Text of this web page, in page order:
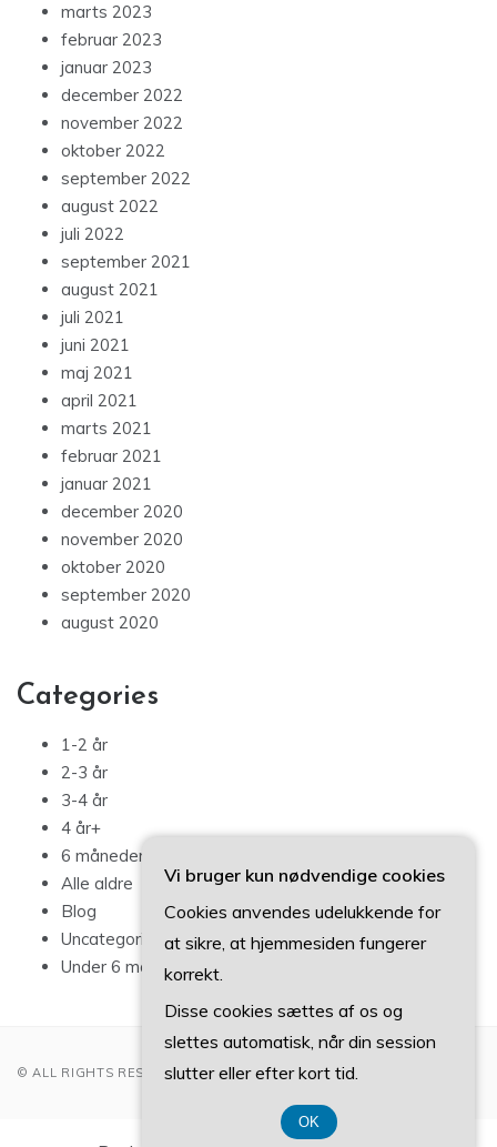
marts 2023
februar 2023
januar 2023
december 2022
november 2022
oktober 2022
september 2022
august 2022
juli 2022
september 2021
august 2021
juli 2021
juni 2021
maj 2021
april 2021
marts 2021
februar 2021
januar 2021
december 2020
november 2020
oktober 2020
september 2020
august 2020
Categories
1-2 år
2-3 år
3-4 år
4 år+
6 måneder – 1 år
Alle aldre
Blog
Uncategorized
Under 6 måneder
© ALL RIGHTS RESERVED 2022
Vi bruger kun nødvendige cookies
Cookies anvendes udelukkende for
at sikre, at hjemmesiden fungerer
korrekt.
Disse cookies sættes af os og
slettes automatisk, når din session
slutter eller efter kort tid.
OK